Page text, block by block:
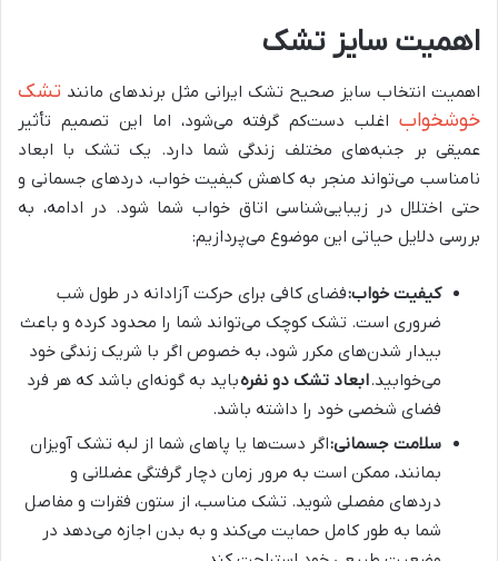
اهمیت سایز تشک
اهمیت انتخاب سایز صحیح تشک ایرانی مثل برندهای مانند تشک
خوشخواب اغلب دست‌کم گرفته می‌شود، اما این تصمیم تأثیر
عمیقی بر جنبه‌های مختلف زندگی شما دارد. یک تشک با ابعاد
نامناسب می‌تواند منجر به کاهش کیفیت خواب، دردهای جسمانی و
حتی اختلال در زیبایی‌شناسی اتاق خواب شما شود. در ادامه، به
بررسی دلایل حیاتی این موضوع می‌پردازیم:
کیفیت خواب:فضای کافی برای حرکت آزادانه در طول شب
ضروری است. تشک کوچک می‌تواند شما را محدود کرده و باعث
بیدار شدن‌های مکرر شود، به خصوص اگر با شریک زندگی خود
می‌خوابید.ابعاد تشک دو نفرهباید به گونه‌ای باشد که هر فرد
فضای شخصی خود را داشته باشد.
سلامت جسمانی:اگر دست‌ها یا پاهای شما از لبه تشک آویزان
بمانند، ممکن است به مرور زمان دچار گرفتگی عضلانی و
دردهای مفصلی شوید. تشک مناسب، از ستون فقرات و مفاصل
شما به طور کامل حمایت می‌کند و به بدن اجازه می‌دهد در